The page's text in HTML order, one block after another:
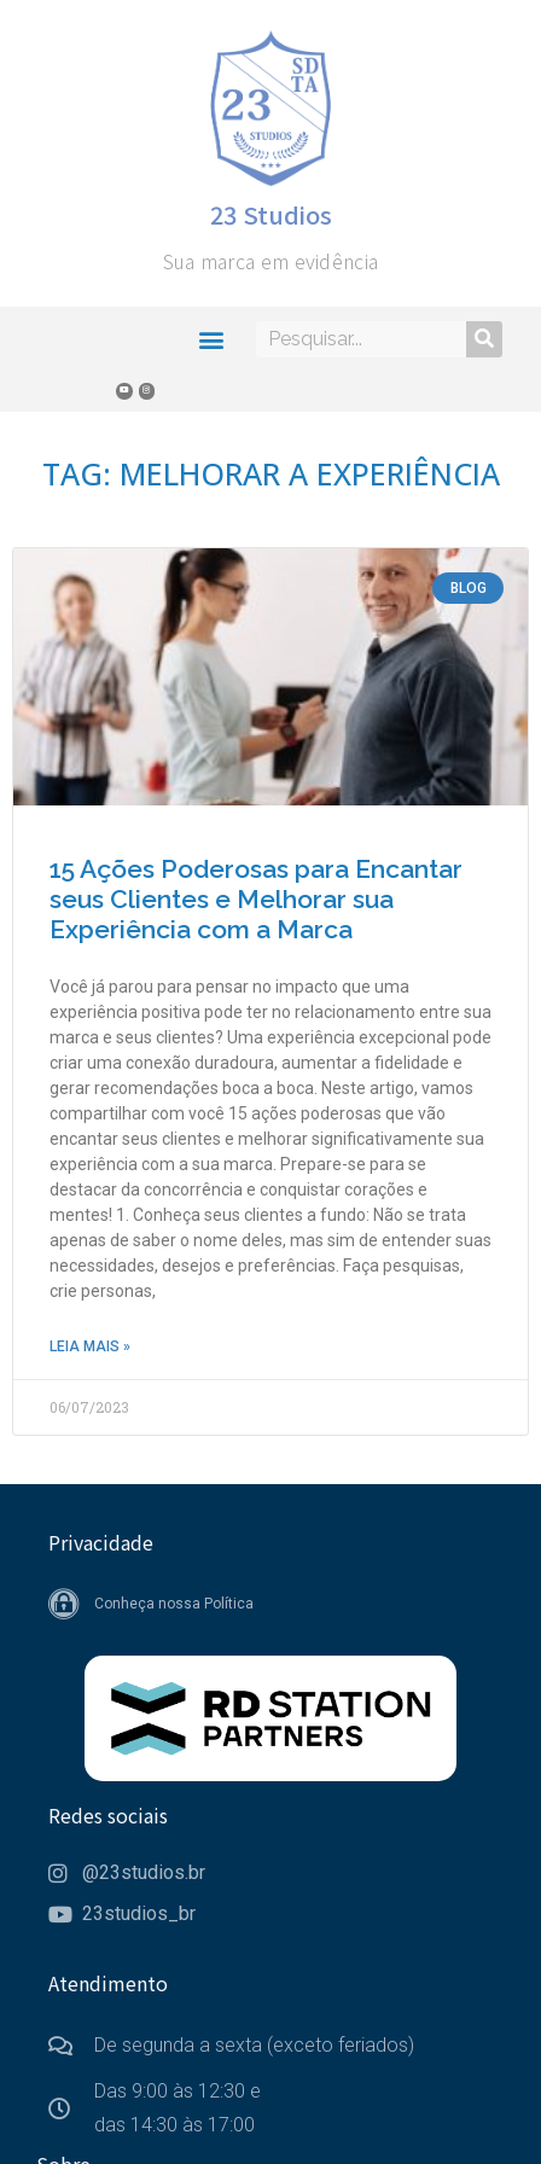
23 Studios
Sua marca em evidência
TAG: MELHORAR A EXPERIÊNCIA
BLOG
15 Ações Poderosas para Encantar
seus Clientes e Melhorar sua
Experiência com a Marca
Você já parou para pensar no impacto que uma
experiência positiva pode ter no relacionamento entre sua
marca e seus clientes? Uma experiência excepcional pode
criar uma conexão duradoura, aumentar a fidelidade e
gerar recomendações boca a boca. Neste artigo, vamos
compartilhar com você 15 ações poderosas que vão
encantar seus clientes e melhorar significativamente sua
experiência com a sua marca. Prepare-se para se
destacar da concorrência e conquistar corações e
mentes! 1. Conheça seus clientes a fundo: Não se trata
apenas de saber o nome deles, mas sim de entender suas
necessidades, desejos e preferências. Faça pesquisas,
crie personas,
LEIA MAIS »
06/07/2023
Atendimento
De segunda a sexta (exceto feriados)
Das 9:00 às 12:30 e
das 14:30 às 17:00
Redes sociais
@23studios.br
23studios_br
Privacidade
Conheça nossa Política